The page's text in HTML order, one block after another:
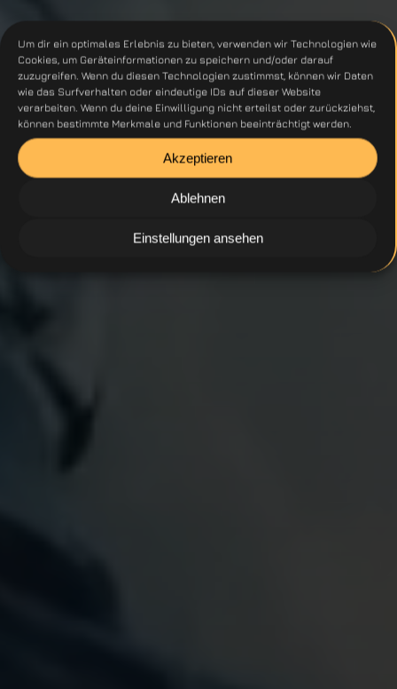
Um dir ein optimales Erlebnis zu bieten, verwenden wir Technologien wie
Cookies, um Geräteinformationen zu speichern und/oder darauf
zuzugreifen. Wenn du diesen Technologien zustimmst, können wir Daten
wie das Surfverhalten oder eindeutige IDs auf dieser Website
verarbeiten. Wenn du deine Einwilligung nicht erteilst oder zurückziehst,
können bestimmte Merkmale und Funktionen beeinträchtigt werden.
Akzeptieren
Ablehnen
Einstellungen ansehen